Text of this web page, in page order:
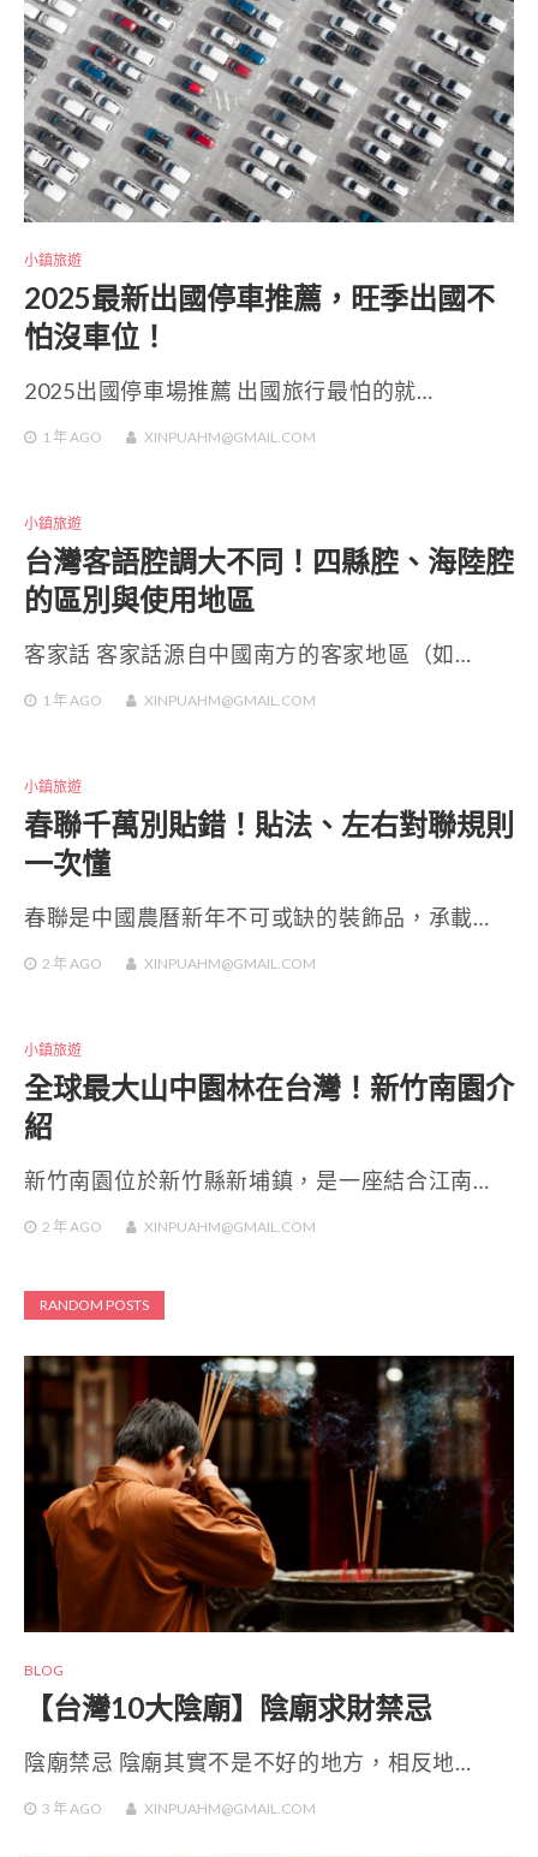
小鎮旅遊
2025最新出國停車推薦，旺季出國不
怕沒車位！
2025出國停車場推薦 出國旅行最怕的就…
1 年 AGO XINPUAHM@GMAIL.COM
小鎮旅遊
台灣客語腔調大不同！四縣腔、海陸腔
的區別與使用地區
客家話 客家話源自中國南方的客家地區（如…
1 年 AGO XINPUAHM@GMAIL.COM
小鎮旅遊
春聯千萬別貼錯！貼法、左右對聯規則
一次懂
春聯是中國農曆新年不可或缺的裝飾品，承載…
2 年 AGO XINPUAHM@GMAIL.COM
小鎮旅遊
全球最大山中園林在台灣！新竹南園介
紹
新竹南園位於新竹縣新埔鎮，是一座結合江南…
2 年 AGO XINPUAHM@GMAIL.COM
RANDOM POSTS
BLOG
【台灣10大陰廟】陰廟求財禁忌
陰廟禁忌 陰廟其實不是不好的地方，相反地…
3 年 AGO XINPUAHM@GMAIL.COM